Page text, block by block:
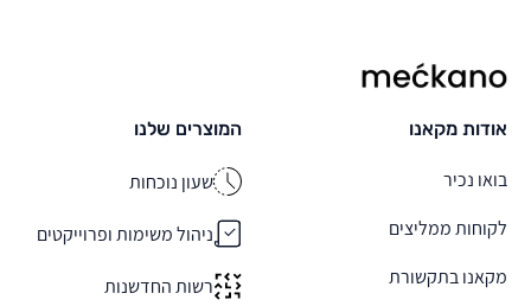
מקאנו
אודות מקאנו
בואו נכיר
לקוחות ממליצים
מקאנו בתקשורת
המוצרים שלנו
שעון נוכחות
ניהול משימות ופרוייקטים
רשות החדשנות